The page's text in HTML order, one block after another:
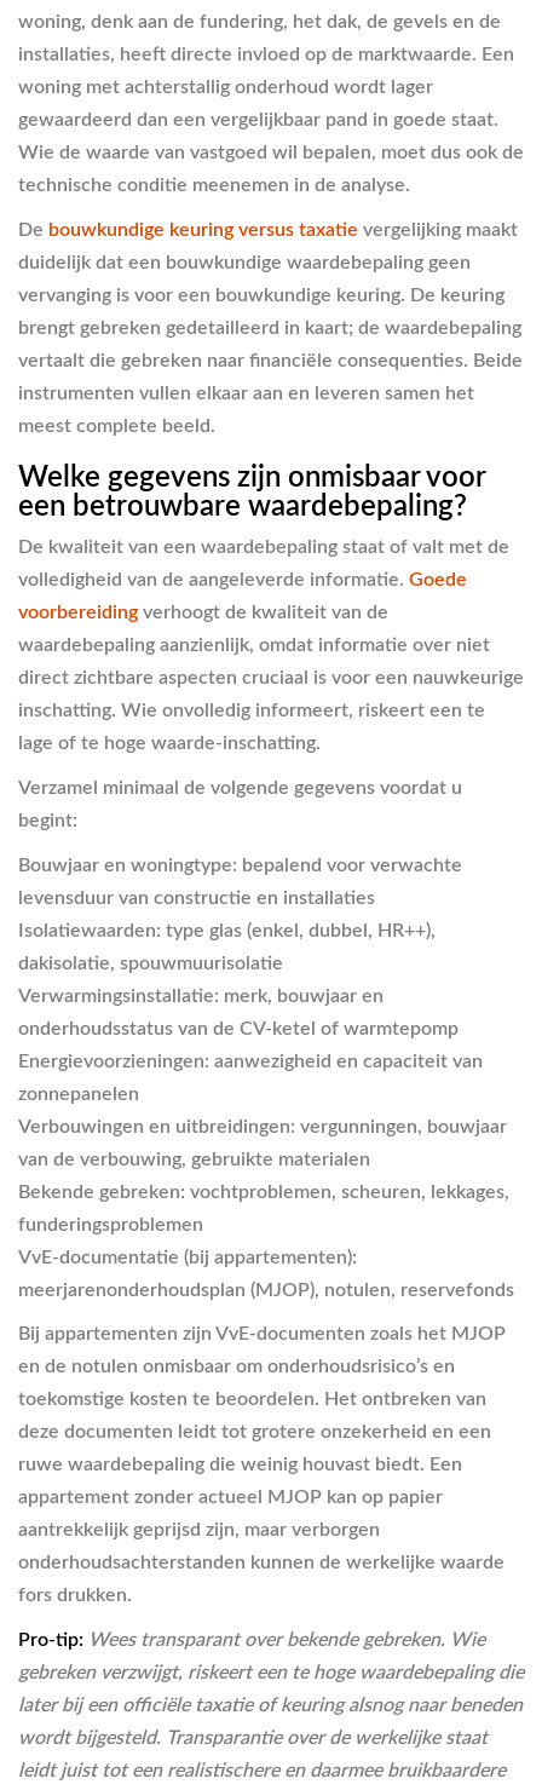
woning, denk aan de fundering, het dak, de gevels en de
installaties, heeft directe invloed op de marktwaarde. Een
woning met achterstallig onderhoud wordt lager
gewaardeerd dan een vergelijkbaar pand in goede staat.
Wie de waarde van vastgoed wil bepalen, moet dus ook de
technische conditie meenemen in de analyse.
De bouwkundige keuring versus taxatie vergelijking maakt
duidelijk dat een bouwkundige waardebepaling geen
vervanging is voor een bouwkundige keuring. De keuring
brengt gebreken gedetailleerd in kaart; de waardebepaling
vertaalt die gebreken naar financiële consequenties. Beide
instrumenten vullen elkaar aan en leveren samen het
meest complete beeld.
Welke gegevens zijn onmisbaar voor
een betrouwbare waardebepaling?
De kwaliteit van een waardebepaling staat of valt met de
volledigheid van de aangeleverde informatie. Goede
voorbereiding verhoogt de kwaliteit van de
waardebepaling aanzienlijk, omdat informatie over niet
direct zichtbare aspecten cruciaal is voor een nauwkeurige
inschatting. Wie onvolledig informeert, riskeert een te
lage of te hoge waarde-inschatting.
Verzamel minimaal de volgende gegevens voordat u
begint:
Bouwjaar en woningtype: bepalend voor verwachte
levensduur van constructie en installaties
Isolatiewaarden: type glas (enkel, dubbel, HR++),
dakisolatie, spouwmuurisolatie
Verwarmingsinstallatie: merk, bouwjaar en
onderhoudsstatus van de CV-ketel of warmtepomp
Energievoorzieningen: aanwezigheid en capaciteit van
zonnepanelen
Verbouwingen en uitbreidingen: vergunningen, bouwjaar
van de verbouwing, gebruikte materialen
Bekende gebreken: vochtproblemen, scheuren, lekkages,
funderingsproblemen
VvE-documentatie (bij appartementen):
meerjarenonderhoudsplan (MJOP), notulen, reservefonds
Bij appartementen zijn VvE-documenten zoals het MJOP
en de notulen onmisbaar om onderhoudsrisico’s en
toekomstige kosten te beoordelen. Het ontbreken van
deze documenten leidt tot grotere onzekerheid en een
ruwe waardebepaling die weinig houvast biedt. Een
appartement zonder actueel MJOP kan op papier
aantrekkelijk geprijsd zijn, maar verborgen
onderhoudsachterstanden kunnen de werkelijke waarde
fors drukken.
Pro-tip: Wees transparant over bekende gebreken. Wie
gebreken verzwijgt, riskeert een te hoge waardebepaling die
later bij een officiële taxatie of keuring alsnog naar beneden
wordt bijgesteld. Transparantie over de werkelijke staat
leidt juist tot een realistischere en daarmee bruikbaardere